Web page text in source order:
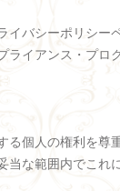
イバシーポリシー
ライアンス・プロ
る個人の権利を尊
な範囲内でこれ